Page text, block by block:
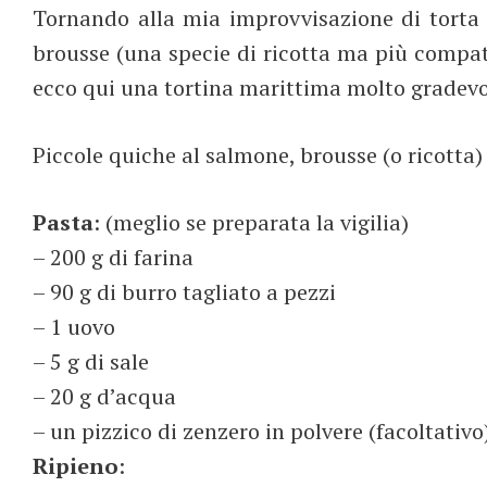
Tornando alla mia improvvisazione di
brousse (una specie di ricotta ma più
ecco qui una tortina marittima molto
Piccole quiche al salmone, brousse (o
Pasta: (meglio se preparata la vigilia)
– 200 g di farina
– 90 g di burro tagliato a pezzi
– 1 uovo
– 5 g di sale
– 20 g d’acqua
– un pizzico di zenzero in polvere
Ripieno: